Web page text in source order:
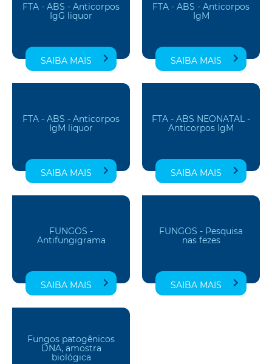
FTA - ABS - Anticorpos
IgG liquor
SAIBA MAIS
FTA - ABS - Anticorpos
IgM
SAIBA MAIS
FTA - ABS - Anticorpos
IgM liquor
SAIBA MAIS
FTA - ABS NEONATAL -
Anticorpos IgM
SAIBA MAIS
FUNGOS -
Antifungigrama
SAIBA MAIS
FUNGOS - Pesquisa
nas fezes
SAIBA MAIS
Fungos patogênicos
DNA, amostra
biológica